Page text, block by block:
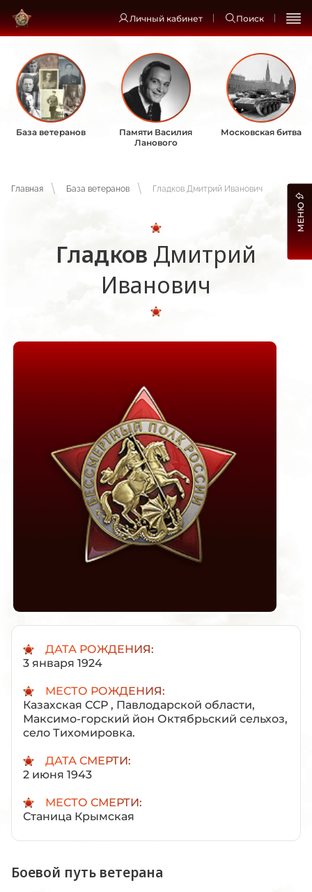
Личный кабинет Поиск
База ветеранов
Памяти Василия
Ланового
Московская битва
Главная База ветеранов Гладков Дмитрий Иванович
Гладков Дмитрий
Иванович
ДАТА РОЖДЕНИЯ:
3 января 1924
МЕСТО РОЖДЕНИЯ:
Казахская ССР , Павлодарской области,
Максимо-горский йон Октябрьский сельхоз,
село Тихомировка.
ДАТА СМЕРТИ:
2 июня 1943
МЕСТО СМЕРТИ:
Станица Крымская
Боевой путь ветерана
МЕНЮ